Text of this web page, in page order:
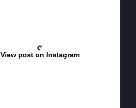
View post on Instagram